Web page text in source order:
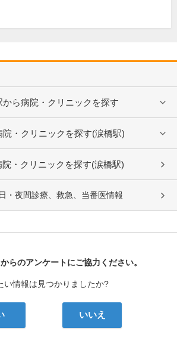
ら病院・クリニックを探す
・クリニックを探す(涙橋駅)
・クリニックを探す(涙橋駅)
・夜間診療、救急、当番医情報
病院なび
からのアンケートにご協力ください。
い情報は見つかりましたか?
いいえ